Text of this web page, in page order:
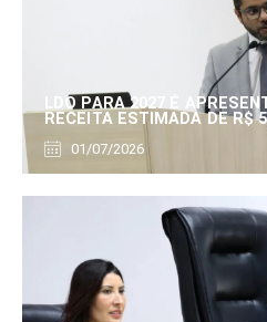
LDO PARA 2027 É
RECEITA ESTIMADA DE R$
01/07/2026